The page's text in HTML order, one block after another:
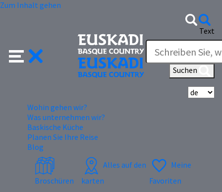
Zum Inhalt gehen
Text
Suchen
Wohin gehen wir?
Was unternehmen wir?
Baskische Küche
Planen Sie Ihre Reise
Blog
Broschüren
Alles auf den
karten
Meine
Favoriten